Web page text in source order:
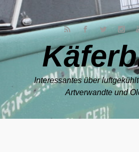
Zum Hauptinhalt springen
Interessantes über
Artverwandte und